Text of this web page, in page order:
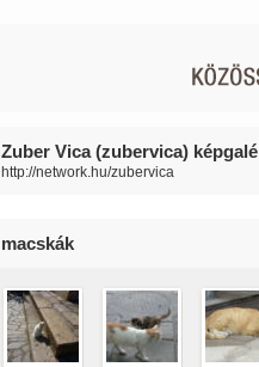
Zuber Vica (zubervica)
http://network.hu/zubervica
macskák